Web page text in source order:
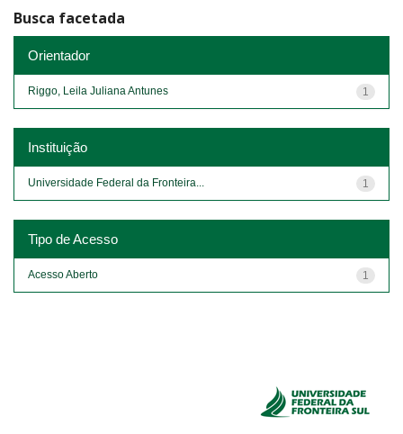
Busca facetada
Orientador
1
Riggo, Leila Juliana Antunes
Instituição
1
Universidade Federal da Fronteira...
Tipo de Acesso
1
Acesso Aberto